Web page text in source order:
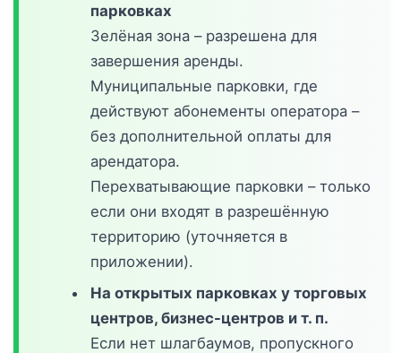
парковках
Зелёная зона – разрешена для
завершения аренды.
Муниципальные парковки, где
действуют абонементы оператора –
без дополнительной оплаты для
арендатора.
Перехватывающие парковки – только
если они входят в разрешённую
территорию (уточняется в
приложении).
На открытых парковках у торговых
центров, бизнес-центров и т. п.
Если нет шлагбаумов, пропускного